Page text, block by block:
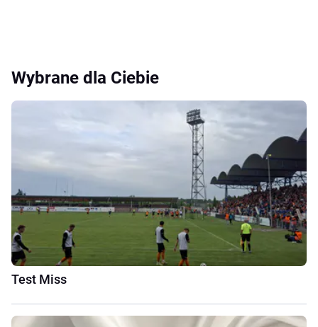
Wybrane dla Ciebie
Test Miss